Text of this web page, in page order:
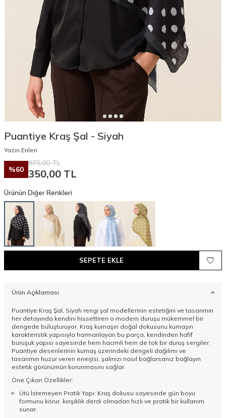
Puantiye Kraş Şal - Siyah
Yazın Enleri
%60
875,00TL
350,00 TL
Ürünün Diğer Renkleri
SEPETE EKLE
Ürün Açıklaması
Puantiye Kraş Şal, Siyah rengi şal modellerinin estetiğini ve tasarımın
her detayında kendini hissettiren o modern duruşu mükemmel bir
dengede buluşturuyor. Kraş kumaşın doğal dokusunu kumaşın
karakteristik yapısıyla harmanlayan bu parça, kendinden hafif
buruşuk yapısı sayesinde hem hacimli hem de tok bir duruş sergiler.
Puantiye desenlerinin kumaş üzerindeki dengeli dağılımı ve
tasarımın huzur veren enerjisi, şalınızı nasıl bağlarsanız bağlayın
estetik görünümün korunmasını sağlar.
Öne Çıkan Özellikler:
Ütü İstemeyen Pratik Yapı: Kraş dokusu sayesinde gün boyu
formunu korur, kırışıklık derdi olmadan hızlı ve pratik bir kullanım
sunar.